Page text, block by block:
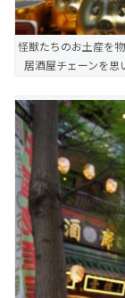
怪獣たちのお土産を
居酒屋チェーンを思